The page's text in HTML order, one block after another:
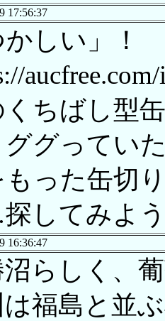
17:56:37
しい」！
くちばし型
ググってい
もった缶切
してみよ
16:36:47
沼らしく、
は福島と並